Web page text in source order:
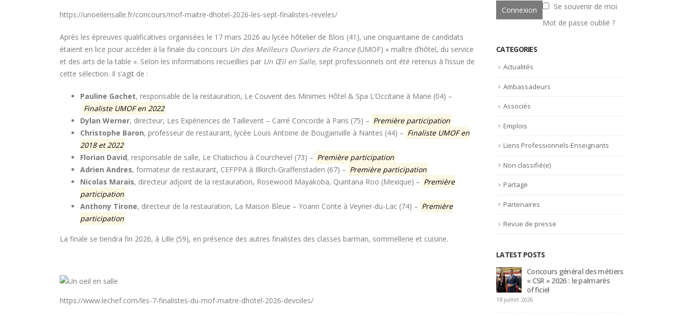
https://unoeilensalle.fr/concours/mof-maitre-dhotel-2026-les-sept-finalistes-reveles/
Après les épreuves qualificatives organisées le 17 mars 2026 au lycée hôtelier de Blois (41), une cinquantaine de candidats
étaient en lice pour accéder à la finale du concours Un des Meilleurs Ouvriers de France(UMOF) « maître d’hôtel, du service
et des arts de la table ». Selon les informations recueillies par Un Œil en Salle, sept professionnels ont été retenus à l’issue de
cette sélection. Il s’agit de :
Pauline Gachet, responsable de la restauration, Le Couvent des Minimes Hôtel & Spa L’Occitane à Mane (04) –
Finaliste UMOF en 2022
Dylan Werner, directeur, Les Expériences de Taillevent – Carré Concorde à Paris (75) – Première participation
Christophe Baron, professeur de restaurant, lycée Louis Antoine de Bougainville à Nantes (44) – Finaliste UMOF en
2018 et 2022
Florian David, responsable de salle, Le Chabichou à Courchevel (73) – Première participation
Adrien Andres, formateur de restaurant, CEFPPA à Illkirch-Graffenstaden (67) – Première participation
Nicolas Marais, directeur adjoint de la restauration, Rosewood Mayakoba, Quintana Roo (Mexique) – Première
participation
Anthony Tirone, directeur de la restauration, La Maison Bleue – Yoann Conte à Veyrier-du-Lac (74) – Première
participation
La finale se tiendra fin 2026, à Lille (59), en présence des autres finalistes des classes barman, sommellerie et cuisine.
https://www.lechef.com/les-7-finalistes-du-mof-maitre-dhotel-2026-devoiles/
Se souvenir de moi
Mot de passe oublié ?
CATEGORIES
Actualités
Ambassadeurs
Associés
Emplois
Liens Professionnels-Enseignants
Non classifié(e)
Partage
Partenaires
Revue de presse
LATEST POSTS
18 juillet 2026
Concours général des métiers
« CSR » 2026 : le palmarès
officiel
18 juillet 2026